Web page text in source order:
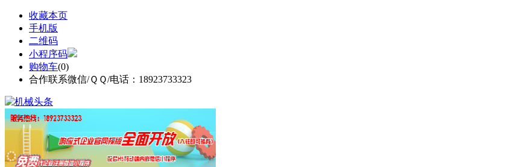
收藏本页
手机版
二维码
小程序码
购物车(0)
合作联系微信/ＱＱ/电话：18923733323